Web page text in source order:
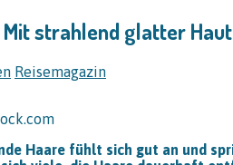
strahlend glatter
Reisemagazin
Haare fühlt sich gut an und